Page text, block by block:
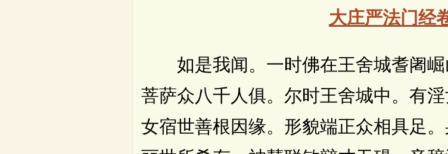
大庄严法门经
如是我闻。一时佛在王舍城耆阇崛
菩萨众八千人俱。尔时王舍城中。有
女宿世善根因缘。形貌端正众相具足